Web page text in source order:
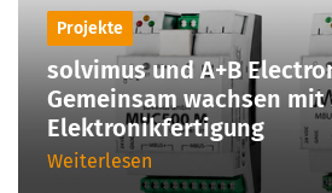
Projekte
solvimus und A+B
Gemeinsam wachsen
Elektronikfertigung
Weiterlesen